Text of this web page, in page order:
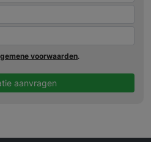
voorwaarden.
aanvragen